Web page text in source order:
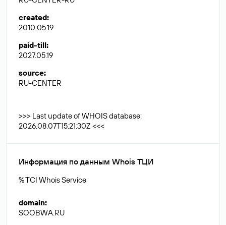
created:
2010.05.19
paid-till:
2027.05.19
source:
RU-CENTER
>>> Last update of WHOIS database:
2026.08.07T15:21:30Z <<<
Информация по данным Whois ТЦИ
% TCI Whois Service
domain:
SOOBWA.RU